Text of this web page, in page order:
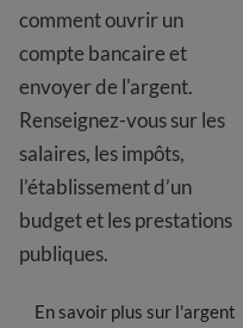
comment ouvrir un
compte bancaire et
envoyer de l'argent.
Renseignez-vous sur les
salaires, les impôts,
l’établissement d’un
budget et les prestations
publiques.
En savoir plus sur l'argent